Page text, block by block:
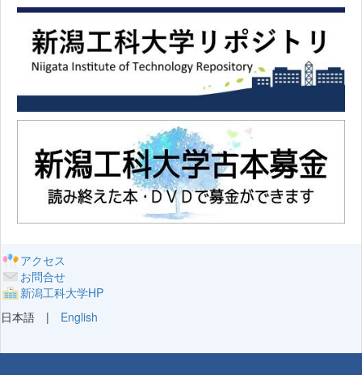
アクセス
お問合せ
新潟工科大学HP
日本語 | English